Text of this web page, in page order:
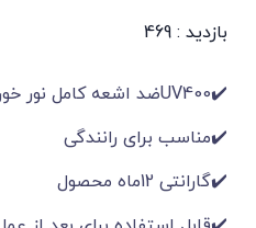
بازدید : 469
✔️UV400ضد اشعه کامل نور خورشید
✔️مناسب برای رانندگی
✔️گارانتی 12ماه محصول